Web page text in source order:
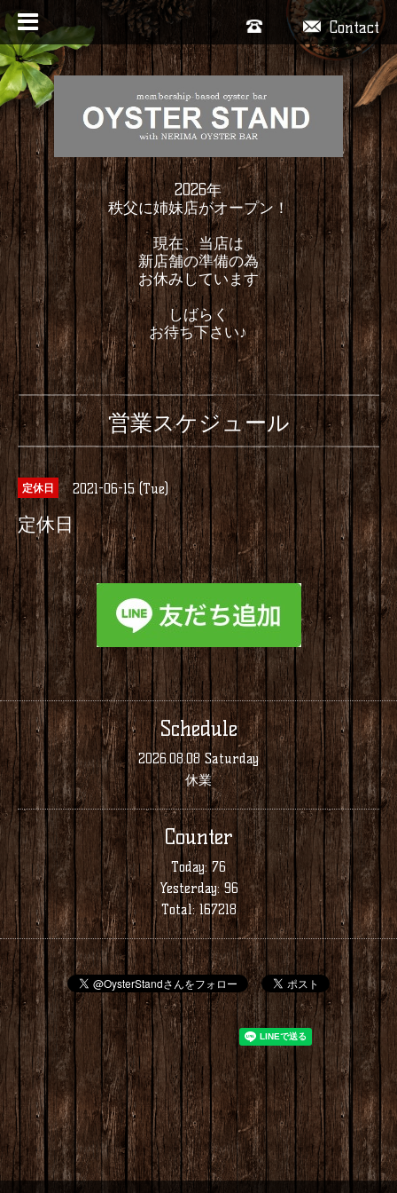
Contact
2026年
秩父に姉妹店がオープン！
現在、当店は
新店舗の準備の為
お休みしています
しばらく
お待ち下さい♪
営業スケジュール
定休日 2021-06-15 (Tue)
定休日
Schedule
2026.08.08 Saturday
休業
Counter
Today: 76
Yesterday:96
Total:167218